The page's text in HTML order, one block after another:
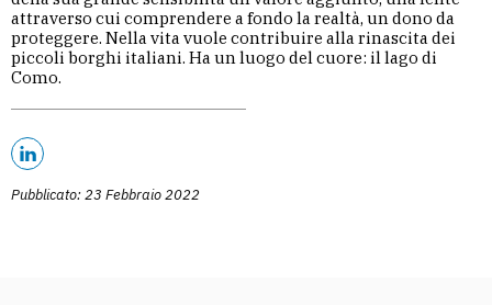
attraverso cui comprendere a fondo la realtà, un dono da
proteggere. Nella vita vuole contribuire alla rinascita dei
piccoli borghi italiani. Ha un luogo del cuore: il lago di
Como.
Pubblicato: 23 Febbraio 2022